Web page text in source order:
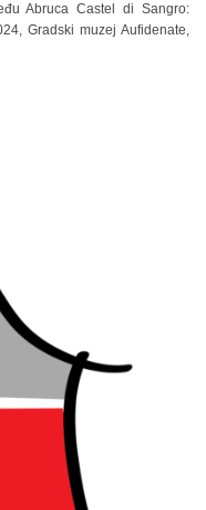
Abruca Castel di Sangro:
Gradski muzej Aufidenate,